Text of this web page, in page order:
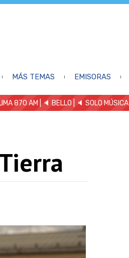
MÁS TEMAS EMISORAS
870 AM | 🔈 BELLO 🔈 SOLO MÚSICA